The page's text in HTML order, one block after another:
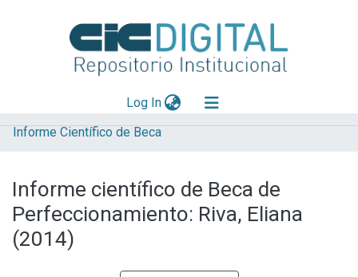
Log In(current)
Explorar
Aportar material
Statistics
Informe Científico de Beca
Informe científico de Beca de
Perfeccionamiento: Riva, Eliana
(2014)